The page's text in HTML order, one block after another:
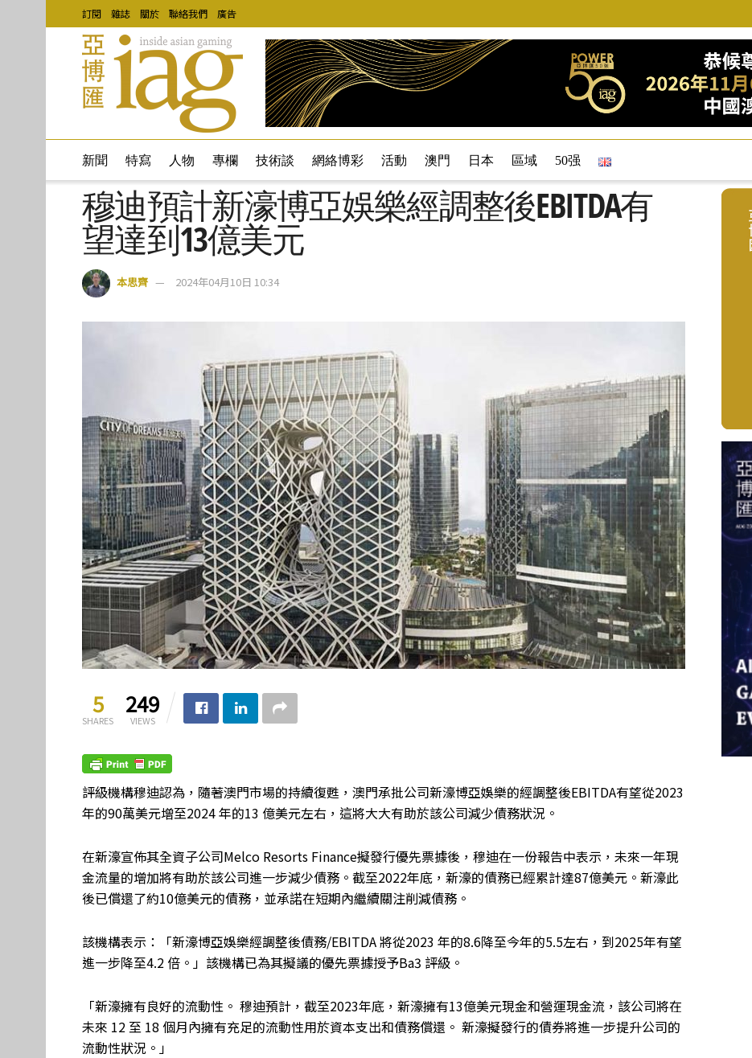
訂閱 雜誌 關於 聯絡我們 廣告
新聞 特寫 人物 專欄 技術談 網絡博彩 活動 澳門 日本 區域 50强
穆迪預計新濠博亞娛樂經調整後EBITDA有
望達到13億美元
本思齊 2024年04月10日 10:34
5
SHARES
249
VIEWS
評級機構穆迪認為，隨著澳門市場的持續復甦，澳門承批公司新濠博亞娛樂的經調整後EBITDA有望從2023
年的90萬美元增至2024 年的13 億美元左右，這將大大有助於該公司減少債務狀況。
在新濠宣佈其全資子公司Melco Resorts Finance擬發行優先票據後，穆迪在一份報告中表示，未來一年現
金流量的增加將有助於該公司進一步減少債務。截至2022年底，新濠的債務已經累計達87億美元。新濠此
後已償還了約10億美元的債務，並承諾在短期內繼續關注削減債務。
該機構表示：「新濠博亞娛樂經調整後債務/EBITDA 將從2023 年的8.6降至今年的5.5左右，到2025年有望
進一步降至4.2 倍。」該機構已為其擬議的優先票據授予Ba3 評級。
「新濠擁有良好的流動性。 穆迪預計，截至2023年底，新濠擁有13億美元現金和營運現金流，該公司將在
未來 12 至 18 個月內擁有充足的流動性用於資本支出和債務償還。 新濠擬發行的債券將進一步提升公司的
流動性狀況。」